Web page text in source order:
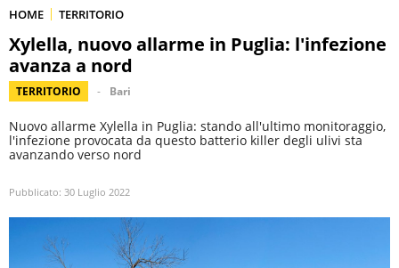
HOME TERRITORIO
Xylella, nuovo allarme in Puglia: l'infezione
avanza a nord
TERRITORIO Bari
Nuovo allarme Xylella in Puglia: stando all'ultimo monitoraggio,
l'infezione provocata da questo batterio killer degli ulivi sta
avanzando verso nord
Pubblicato: 30 Luglio 2022